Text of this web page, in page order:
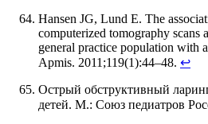
Hansen JG, Lund E. The
computerized tomography scans
general practice population with
Apmis. 2011;119(1):44–48. ↩
Острый обструктивный
детей. М.: Союз педиатров